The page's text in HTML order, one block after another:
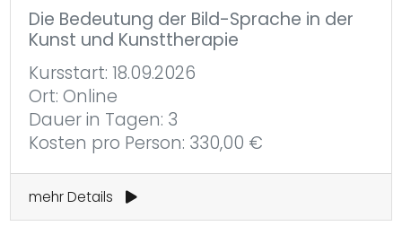
Die Bedeutung der Bild-Sprache in der
Kunst und Kunsttherapie
Kursstart: 18.09.2026
Ort: Online
Dauer in Tagen: 3
Kosten pro Person: 330,00 €
mehr Details